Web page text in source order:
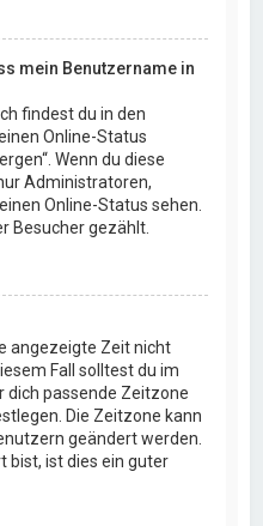
mein Benutzername in
findest du in den
Online-Status
Wenn du diese
Administratoren,
Online-Status sehen.
Besucher gezählt.
angezeigte Zeit nicht
Fall solltest du im
dich passende Zeitzone
Die Zeitzone kann
geändert werden.
bist, ist dies ein guter